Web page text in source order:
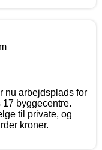
nu arbejdsplads for
byggecentre.
til private, og
kroner.